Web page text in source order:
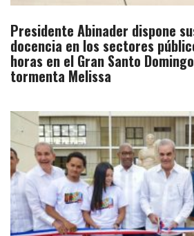
Presidente Abinader dispone
docencia en los sectores
horas en el Gran Santo
tormenta Melissa